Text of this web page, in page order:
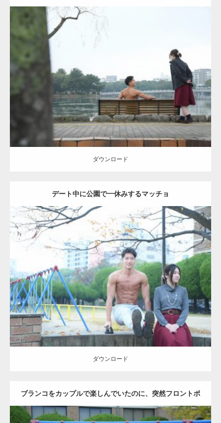
公園のマッチョ AKIHITO(細マッチョ) 背中
ダウンロード
ダウンロード
デート中に公園で一休みするマッチョ
Update:2021.07.6
Category:公園のマッチョ その他 AKIHITO(細マッチョ) 腹筋
ダウンロード
ダウンロード
ブランコをカップルで楽しんでいたのに、突然フロントポ
ーズをするマッチョ